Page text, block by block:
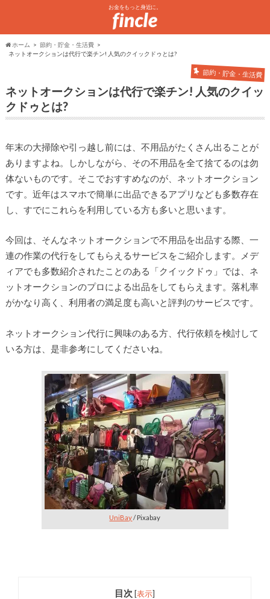
お金をもっと身近に。
ホーム
節約・貯金・生活費
ネットオークションは代行で楽チン! 人気のクイックドゥとは?
節約・貯金・生活費
ネットオークションは代行で楽チン! 人気のクイッ
クドゥとは?
年末の大掃除や引っ越し前には、不用品がたくさん出ることが
ありますよね。しかしながら、その不用品を全て捨てるのは勿
体ないものです。そこでおすすめなのが、ネットオークション
です。近年はスマホで簡単に出品できるアプリなども多数存在
し、すでにこれらを利用している方も多いと思います。
今回は、そんなネットオークションで不用品を出品する際、一
連の作業の代行をしてもらえるサービスをご紹介します。メデ
ィアでも多数紹介されたことのある「クイックドゥ」では、ネ
ットオークションのプロによる出品をしてもらえます。落札率
がかなり高く、利用者の満足度も高いと評判のサービスです。
ネットオークション代行に興味のある方、代行依頼を検討して
いる方は、是非参考にしてくださいね。
UniBay/ Pixabay
目次 [表示]